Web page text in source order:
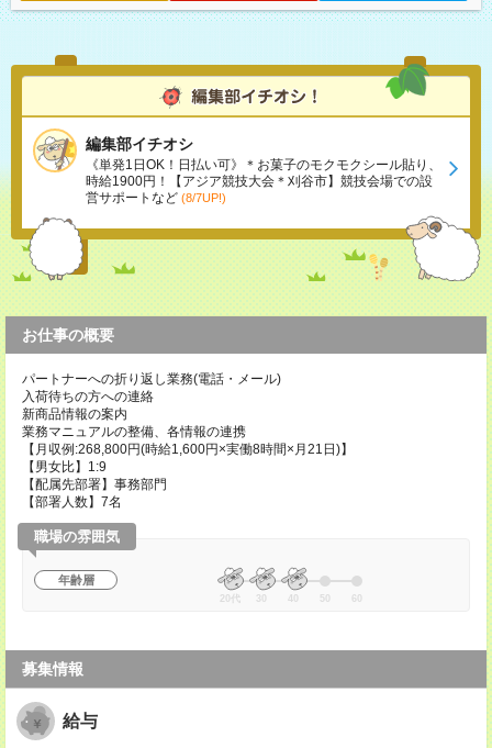
編集部イチオシ
《単発1日OK！日払い可》＊お菓子のモクモクシール貼り、
時給1900円！【アジア競技大会＊刈谷市】競技会場での設
営サポートなど (8/7UP!)
お仕事の概要
パートナーへの折り返し業務(電話・メール)
入荷待ちの方への連絡
新商品情報の案内
業務マニュアルの整備、各情報の連携
【月収例:268,800円(時給1,600円×実働8時間×月21日)】
【男女比】1:9
【配属先部署】事務部門
【部署人数】7名
職場の雰囲気
年齢層
20代 30 40 50 60
募集情報
給与